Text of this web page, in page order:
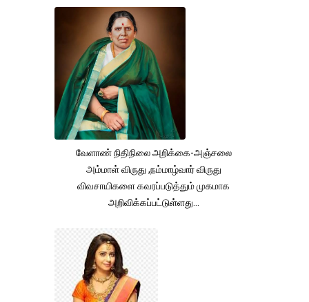
வேளாண் நிதிநிலை அறிக்கை-அஞ்சலை
அம்மாள் விருது ,நம்மாழ்வார் விருது
விவசாயிகளை கவரப்படுத்தும் முகமாக
அறிவிக்கப்பட்டுள்ளது...